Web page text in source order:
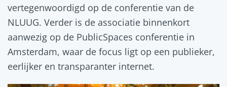
vertegenwoordigd op de conferentie van de
NLUUG. Verder is de associatie binnenkort
aanwezig op de PublicSpaces conferentie in
Amsterdam, waar de focus ligt op een publieker,
eerlijker en transparanter internet.